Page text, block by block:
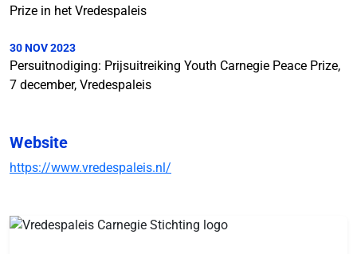
Prize in het Vredespaleis
30 NOV 2023
Persuitnodiging: Prijsuitreiking Youth Carnegie Peace Prize,
7 december, Vredespaleis
Website
https://www.vredespaleis.nl/